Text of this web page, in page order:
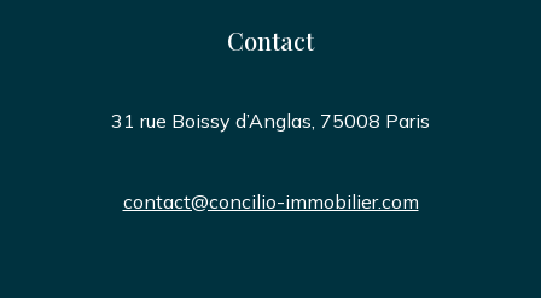
Contact
31 rue Boissy d’Anglas, 75008 Paris
contact@concilio-immobilier.com